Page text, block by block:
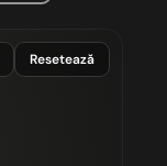
Resetează